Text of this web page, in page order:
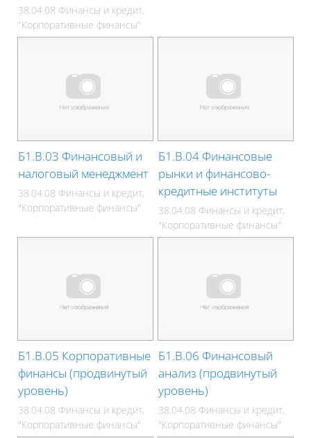
38.04.08 Финансы и кредит,
"Корпоративные финансы"
Б1.В.03 Финансовый и
налоговый менеджмент
38.04.08 Финансы и кредит,
"Корпоративные финансы"
Б1.В.04 Финансовые
рынки и финансово-
кредитные институты
38.04.08 Финансы и кредит,
"Корпоративные финансы"
Б1.В.05 Корпоративные
финансы (продвинутый
уровень)
38.04.08 Финансы и кредит,
"Корпоративные финансы"
Б1.В.06 Финансовый
анализ (продвинутый
уровень)
38.04.08 Финансы и кредит,
"Корпоративные финансы"